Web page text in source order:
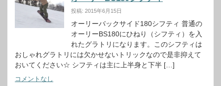
投稿: 2015年6月15日
オーリーバックサイド180シフティ 普通の
オーリーBS180にひねり（シフティ）を入
れたグラトリになります。このシフティは
おしゃれグラトリには欠かせないトリックなので是非抑えて
おいてください☆ シフティは主に上半身と下半 […]
コメントなし